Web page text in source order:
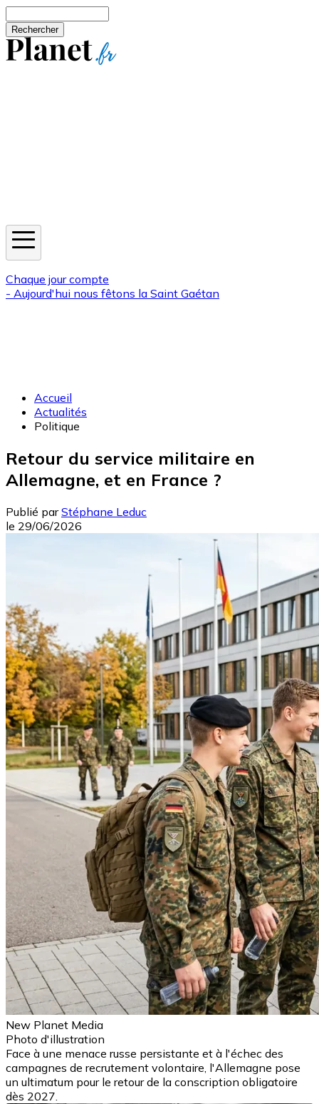
Chaque jour compte
- Aujourd'hui nous fêtons la Saint Gaétan
Accueil
Actualités
Politique
Retour du service militaire en
Allemagne, et en France ?
Publié par Stéphane Leduc
le 29/06/2026
New Planet Media
Photo d'illustration
Face à une menace russe persistante et à l'échec des
campagnes de recrutement volontaire, l'Allemagne pose
un ultimatum pour le retour de la conscription obligatoire
dès 2027.